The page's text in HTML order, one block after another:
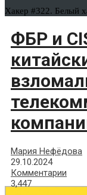
Хакер #322. Белый
ФБР и
Мария Нефёдова
29.10.2024
Комментарии
3,447